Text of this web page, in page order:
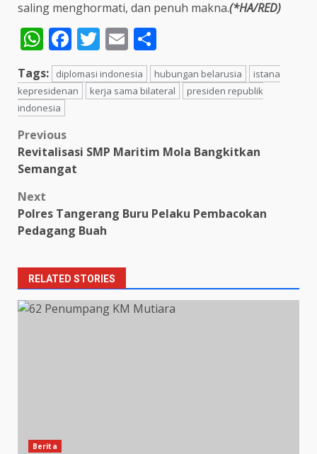
saling menghormati, dan penuh makna.(*HA/RED)
WhatsApp
Facebook
Twitter
Email
Tags: diplomasi indonesia hubungan belarusia
istana
kepresidenan
kerja sama bilateral
presiden republik
indonesia
Post
navigation
Previous
Revitalisasi SMP Maritim Mola Bangkitkan
Semangat
Next
Polres Tangerang Buru Pelaku Pembacokan
Pedagang Buah
RELATED STORIES
Berita